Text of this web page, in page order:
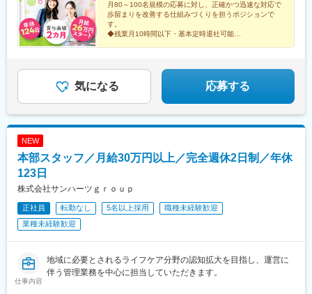
月80～100名規模の応募に対し、正確かつ迅速な対応で
歩留まりを改善する仕組みづくりを担うポジションで
す。
◆残業月10時間以下・基本定時退社可能
気になる 応募する
NEW
本部スタッフ／月給30万円以上／完全週休2日制／年休
123日
株式会社サンハーツｇｒｏｕｐ
正社員 転勤なし 5名以上採用
職種未経験歓迎
業種未経験歓迎
仕事内容
地域に必要とされるライフケア分野の認知拡大を目指し、運営に
伴う管理業務を中心に担当していただきます。